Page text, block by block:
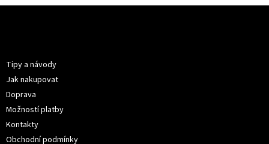
Tipy a návody
Jak nakupovat
Doprava
Možností platby
Kontakty
Obchodní podmínky